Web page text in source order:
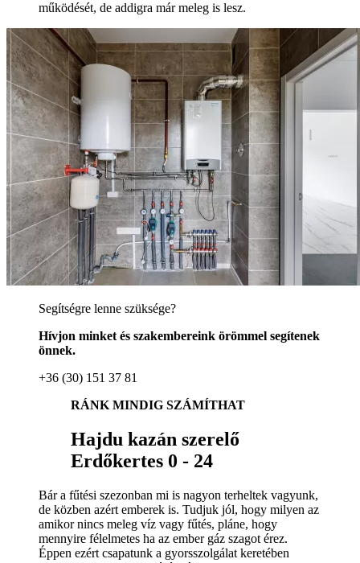
működését, de addigra már meleg is lesz.
Segítségre lenne szüksége?
Hívjon minket és szakembereink örömmel segítenek
önnek.
+36 (30) 151 37 81
RÁNK MINDIG SZÁMÍTHAT
Hajdu kazán szerelő
Erdőkertes 0 - 24
Bár a fűtési szezonban mi is nagyon terheltek vagyunk,
de közben azért emberek is. Tudjuk jól, hogy milyen az
amikor nincs meleg víz vagy fűtés, pláne, hogy
mennyire félelmetes ha az ember gáz szagot érez.
Éppen ezért csapatunk a gyorsszolgálat keretében